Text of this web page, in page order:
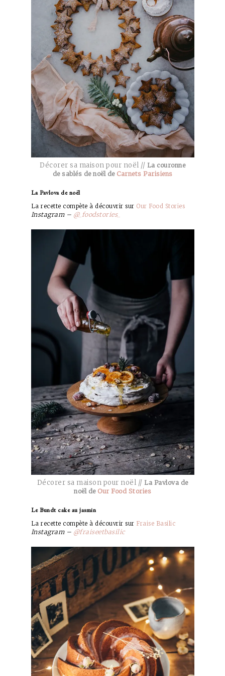
Décorer sa maison pour noël // La couronne
de sablés de noël de Carnets Parisiens
La Pavlova de noël
La recette compète à découvrir sur Our Food Stories
Instagram – @_foodstories_
Décorer sa maison pour noël // La Pavlova de
noël de Our Food Stories
Le Bundt cake au jasmin
La recette compète à découvrir sur Fraise Basilic
Instagram – @fraiseetbasilic